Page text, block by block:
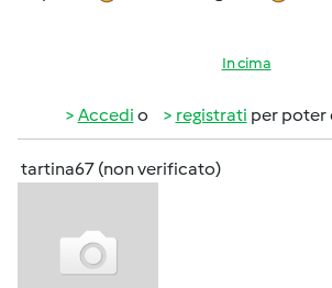
In cima
Accedi o registrati per poter
tartina67 (non verificato)